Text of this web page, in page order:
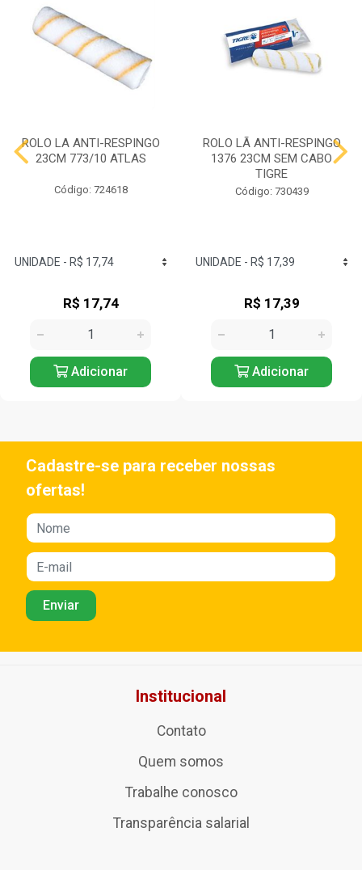
ROLO LA ANTI-RESPINGO
23CM 773/10 ATLAS
Código: 724618
R$ 17,74
Adicionar
ROLO LÃ ANTI-RESPINGO
1376 23CM SEM CABO
TIGRE
Código: 730439
R$ 17,39
Adicionar
Cadastre-se para receber nossas
ofertas!
Institucional
Contato
Quem somos
Trabalhe conosco
Transparência salarial